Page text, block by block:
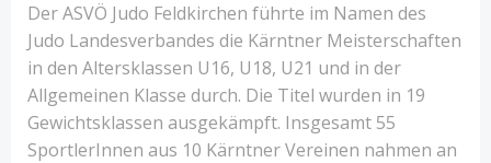
Der ASVÖ Judo Feldkirchen führte im Namen des
Judo Landesverbandes die Kärntner Meisterschaften
in den Altersklassen U16, U18, U21 und in der
Allgemeinen Klasse durch. Die Titel wurden in 19
Gewichtsklassen ausgekämpft. Insgesamt 55
SportlerInnen aus 10 Kärntner Vereinen nahmen an